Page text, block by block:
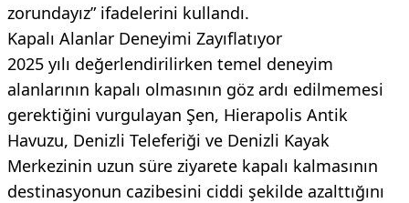
zorundayız” ifadelerini kullandı.
Kapalı Alanlar Deneyimi Zayıflatıyor
2025 yılı değerlendirilirken temel deneyim
alanlarının kapalı olmasının göz ardı edilmemesi
gerektiğini vurgulayan Şen, Hierapolis Antik
Havuzu, Denizli Teleferiği ve Denizli Kayak
Merkezinin uzun süre ziyarete kapalı kalmasının
destinasyonun cazibesini ciddi şekilde azalttığını